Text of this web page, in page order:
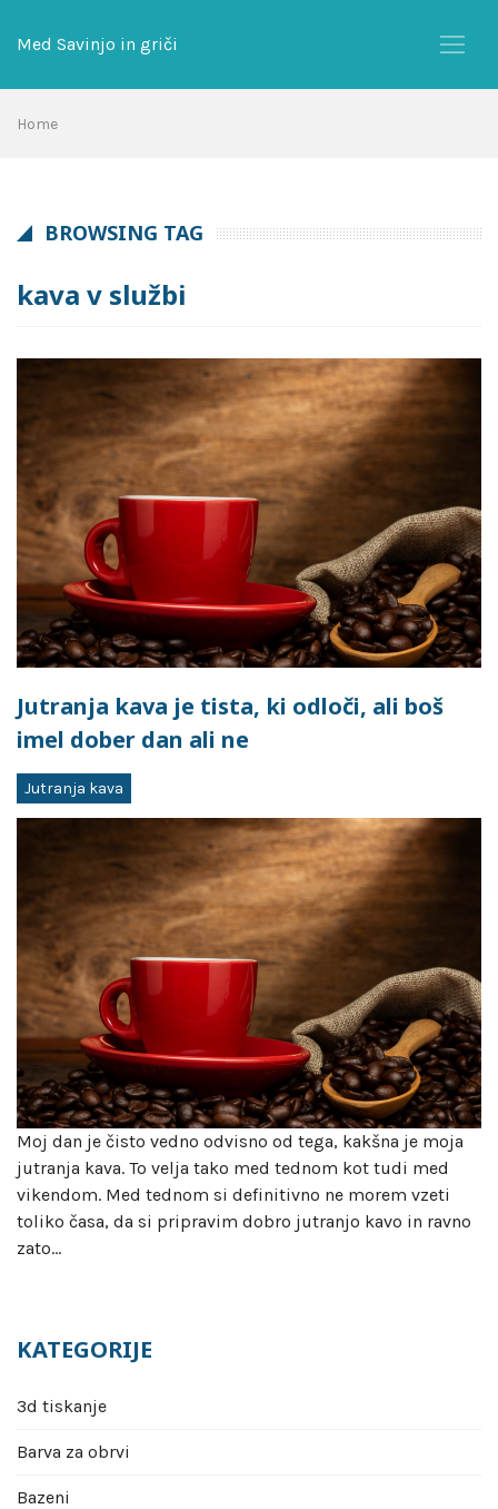
Med Savinjo in griči
Home
BROWSING TAG
kava v službi
Jutranja kava je tista, ki odloči, ali boš
imel dober dan ali ne
Jutranja kava
Moj dan je čisto vedno odvisno od tega, kakšna je moja
jutranja kava. To velja tako med tednom kot tudi med
vikendom. Med tednom si definitivno ne morem vzeti
toliko časa, da si pripravim dobro jutranjo kavo in ravno
zato…
KATEGORIJE
3d tiskanje
Barva za obrvi
Bazeni